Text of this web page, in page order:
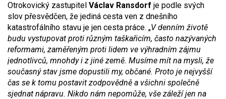
Otrokovický zastupitel Václav Ransdorf je podle svých
slov přesvědčen, že jediná cesta ven z dnešního
katastrofálního stavu je jen cesta práce. „V denním životě
budu vystupovat proti různým taškařicím, často nazývaných
reformami, zaměřeným proti lidem ve výhradním zájmu
jednotlivců, mnohdy i z jiné země. Musíme mít na mysli, že
současný stav jsme dopustili my, občané. Proto je nejvyšší
čas se k tomu postavit zodpovědně a všichni společně
sjednat nápravu. Nikdo nám nepomůže, vše záleží jen na